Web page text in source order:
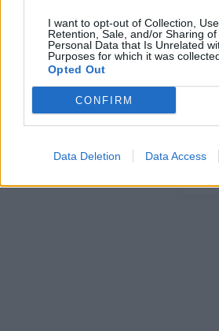
I want to opt-out of Collection, Use,
Retention, Sale, and/or Sharing of
Personal Data that Is Unrelated
Purposes for which it was
Opted Out
CONFIRM
Data Deletion Data Access
ΜμΕ: Τρεις νέες δράσεις
για την ενίσχυση τους -
Προϋπολογισμού 130
εκατ. ευρώ
08/